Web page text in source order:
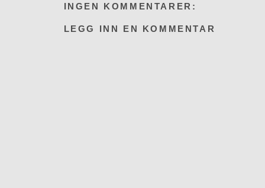
INGEN KOMMENTARER:
LEGG INN EN KOMMENTAR